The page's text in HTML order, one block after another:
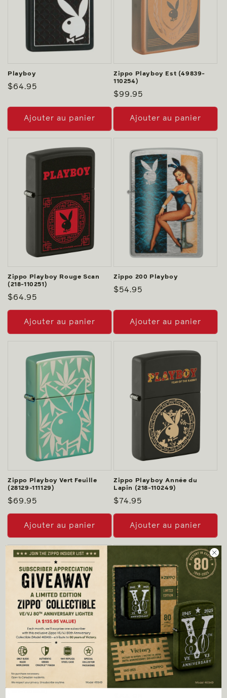
Playboy
Prix
$64.95
Ajouter au panier
Zippo Playboy Est (49839-
110254)
Prix
habituel
$99.95
Ajouter au panier
Zippo Playboy Rouge Scan
(218-110251)
Prix
habituel
$64.95
Ajouter au panier
Zippo 200 Playboy
Prix
$54.95
Ajouter au panier
Zippo Playboy Vert Feuille
(28129-111129)
Prix
habituel
$69.95
Ajouter au panier
Zippo Playboy Année du
Lapin (218-110249)
Prix
habituel
$74.95
Ajouter au panier
Zippo Playboy 151 Spectre
Zippo Playboy Plage (48744)